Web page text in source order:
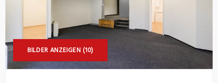
BILDER ANZEIGEN (10)